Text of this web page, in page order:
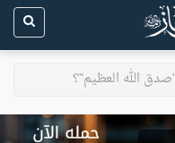
الله العظيم"؟